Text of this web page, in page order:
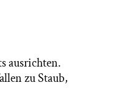
ausrichten.
zu Staub,